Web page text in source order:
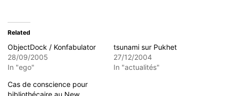
Related
ObjectDock / Konfabulator
28/09/2005
In "ego"
tsunami sur Pukhet
27/12/2004
In "actualités"
Cas de conscience pour
bibliothécaire au New